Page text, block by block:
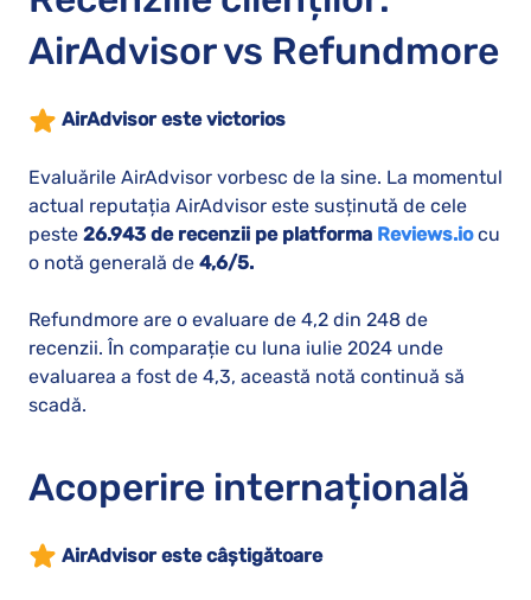
AirAdvisor vs Refundmore
AirAdvisor este victorios
Evaluările AirAdvisor vorbesc de la sine. La momentul
actual reputația AirAdvisor este susținută de cele
peste 26.943 de recenzii pe platforma Reviews.iocu
o notă generală de 4,6/5.
Refundmore are o evaluare de 4,2 din 248 de
recenzii. În comparație cu luna iulie 2024 unde
evaluarea a fost de 4,3, această notă continuă să
scadă.
Acoperire internațională
AirAdvisor este câștigătoare